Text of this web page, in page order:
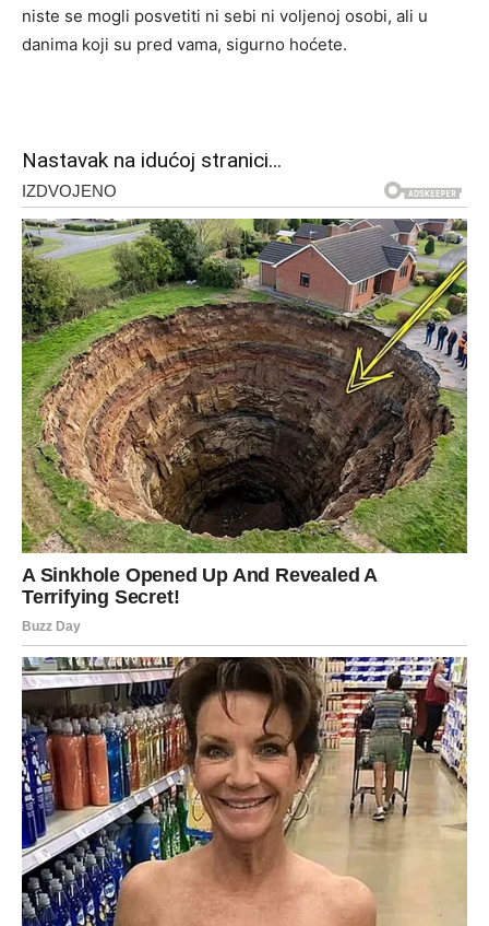
niste se mogli posvetiti ni sebi ni voljenoj osobi, ali u
danima koji su pred vama, sigurno hoćete.
Nastavak na idućoj stranici…